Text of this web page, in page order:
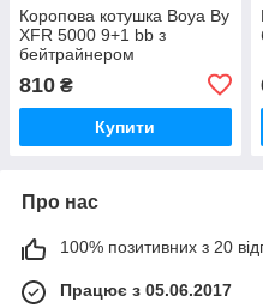
Коропова котушка Boya By
XFR 5000 9+1 bb з
бейтрайнером
810 ₴
Купити
Про нас
100% позитивних з 20
Працює з 05.06.2017